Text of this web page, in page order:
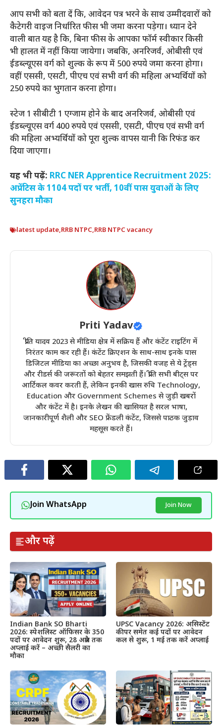
आप सभी को बता दें कि, आवेदन पत्र भरने के साथ उम्मीदवारों को
कैटेगरी वाइज निर्धारित फीस भी जमा करना पड़ेगा। ध्यान देने
वाली बात यह है कि, बिना फीस के आपका फॉर्म स्वीकार किसी
भी हालत में नहीं किया जायेगा। जबकि, अनरिजर्व, ओबीसी एवं
ईडब्ल्यूएस वर्ग को शुल्क के रूप में 500 रुपये जमा करना होगा।
वहीं एससी, एसटी, पीएच एवं सभी वर्ग की महिला अभ्यर्थियों को
250 रुपये का भुगतान करना होगा।
स्टेज 1 सीबीटी 1 एग्जाम होने के बाद अनरिजर्व, ओबीसी एवं
ईडब्ल्यूएस वर्ग 400 रुपये एवं एससी, एसटी, पीएच एवं सभी वर्ग
की महिला अभ्यर्थियों को पूरा शुल्क वापस यानी कि रिफंड कर
दिया जाएगा।
यह भी पढ़ें: RRC NER Apprentice Recruitment 2025:
अप्रेंटिस के 1104 पदों पर भर्ती, 10वीं पास युवाओं के लिए
सुनहरा मौका
latest update,RRB NTPC,RRB NTPC vacancy
Priti Yadav
प्रीति यादव 2023 से मीडिया क्षेत्र में सक्रिय हैं और कंटेंट राइटिंग में
निरंतर काम कर रही हैं। कंटेंट क्रिएशन के साथ-साथ इनके पास
डिजिटल मीडिया का अच्छा अनुभव है, जिसकी वजह से ये ट्रेंड्स
और रीडर्स की जरूरतों को बेहतर समझती हैं। प्रीति सभी बीट्स पर
आर्टिकल कवर करती हैं, लेकिन इनकी खास रुचि Technology,
Education और Government Schemes से जुड़ी खबरों
और कंटेंट में है। इनके लेखन की खासियत है सरल भाषा,
जानकारीपूर्ण शैली और SEO फ्रेंडली कंटेंट, जिससे पाठक जुड़ाव
महसूस करते हैं।
Join WhatsApp Join Now
और पढ़ें
Indian Bank SO Bharti
2026: स्पेशलिस्ट ऑफिसर के 350
पदों पर आवेदन शुरू, 28 अप्रैल तक
अप्लाई करें – अच्छी सैलरी का
मौका
UPSC Vacancy 2026: असिस्टेंट
कीपर समेत कई पदों पर आवेदन
कल से शुरू, 1 मई तक करें अप्लाई